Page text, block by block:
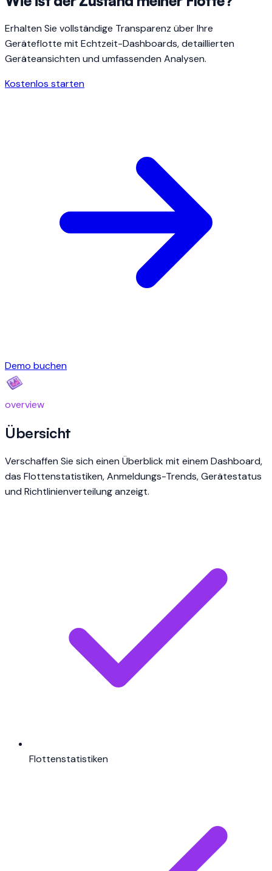
Erhalten Sie vollständige Transparenz über Ihre
Geräteflotte mit Echtzeit-Dashboards, detaillierten
Geräteansichten und umfassenden Analysen.
Kostenlos starten
Demo buchen
overview
Übersicht
Verschaffen Sie sich einen Überblick mit einem Dashboard,
das Flottenstatistiken, Anmeldungs-Trends, Gerätestatus
und Richtlinienverteilung anzeigt.
Flottenstatistiken